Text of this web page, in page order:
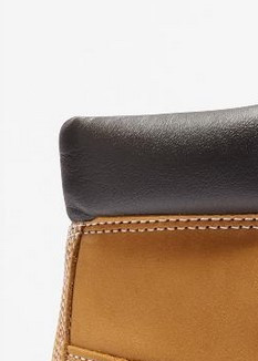
Секреты
идеальной
мужчин
Поможем разобраться
31.12.2025 09:11